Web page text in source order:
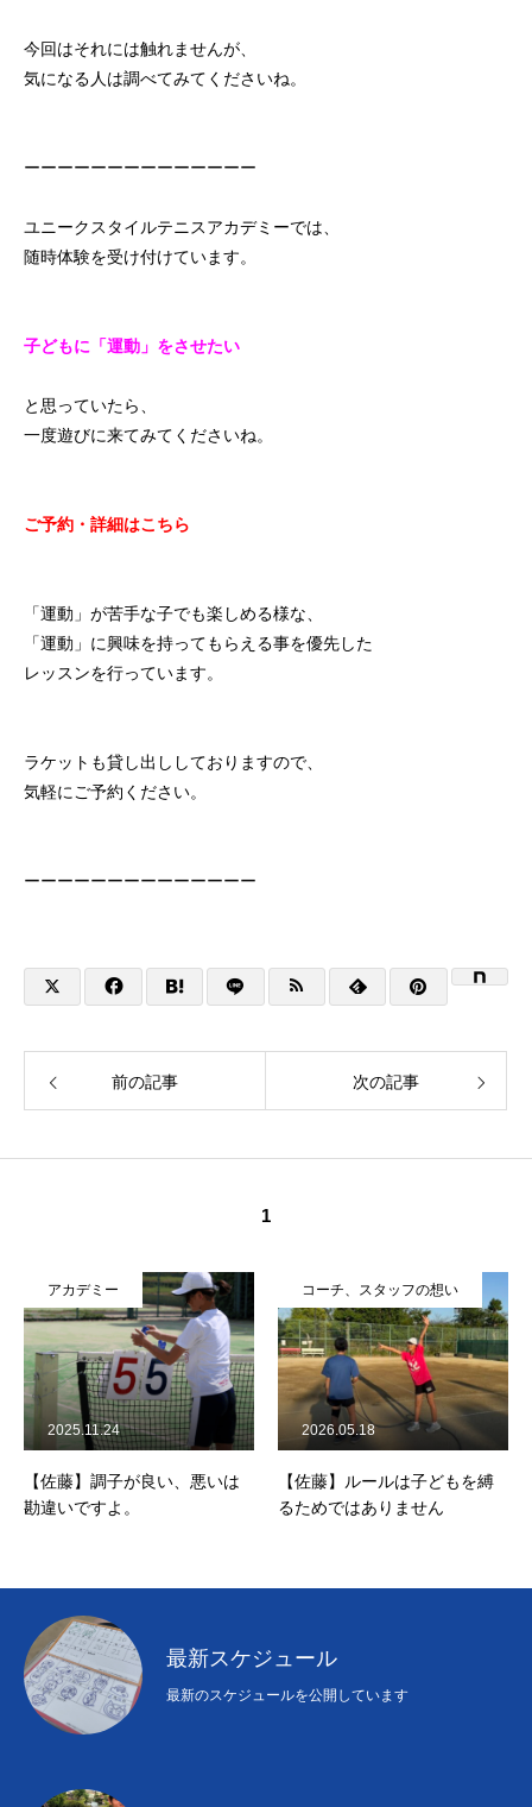
今回はそれには触れませんが、
気になる人は調べてみてくださいね。
ーーーーーーーーーーーーーー
ユニークスタイルテニスアカデミーでは、
随時体験を受け付けています。
子どもに「運動」をさせたい
と思っていたら、
一度遊びに来てみてくださいね。
ご予約・詳細はこちら
「運動」が苦手な子でも楽しめる様な、
「運動」に興味を持ってもらえる事を優先した
レッスンを行っています。
ラケットも貸し出ししておりますので、
気軽にご予約ください。
ーーーーーーーーーーーーーー
前の記事 次の記事
1
アカデミー
【佐藤】調子が良い、悪いは
勘違いですよ。
2025.11.24
コーチ、スタッフの想い
【佐藤】ルールは子どもを縛
るためではありません
2026.05.18
最新スケジュール
最新のスケジュールを公開しています